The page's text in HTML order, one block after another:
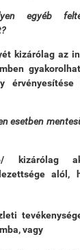
egyéb
kizárólag az
esetben
kizárólag
alól,
vagy